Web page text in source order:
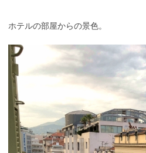
ホテルの部屋からの景色。